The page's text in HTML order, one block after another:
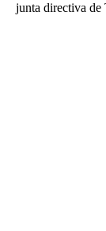
junta directiva de